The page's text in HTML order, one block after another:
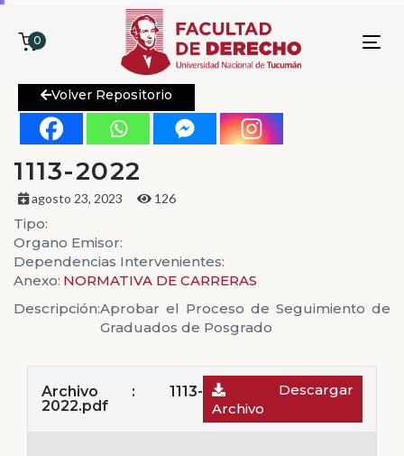
0
Volver Repositorio
1113-2022
agosto 23, 2023 126
Tipo:
Organo Emisor:
Dependencias Intervenientes:
Anexo: NORMATIVA DE CARRERAS
Descripción:Aprobar el Proceso de Seguimiento de
Graduados de Posgrado
Archivo : 1113-
2022.pdf
Descargar
Archivo